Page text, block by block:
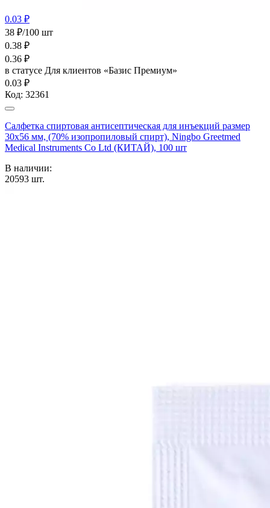
0.03 ₽
38 ₽/100 шт
0.38 ₽
0.36 ₽
в статусе Для клиентов «Базис Премиум»
0.03 ₽
Код: 32361
Салфетка спиртовая антисептическая для инъекций размер
30х56 мм, (70% изопропиловый спирт), Ningbo Greetmed
Medical Instruments Co Ltd (КИТАЙ), 100 шт
В наличии:
20593 шт.